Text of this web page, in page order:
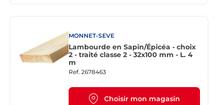
MONNET-SEVE
Lambourde en Sapin/Épicéa - choix
2 - traité classe 2 - 32x100 mm - L. 4
m
Ref. 2678463
Choisir mon magasin